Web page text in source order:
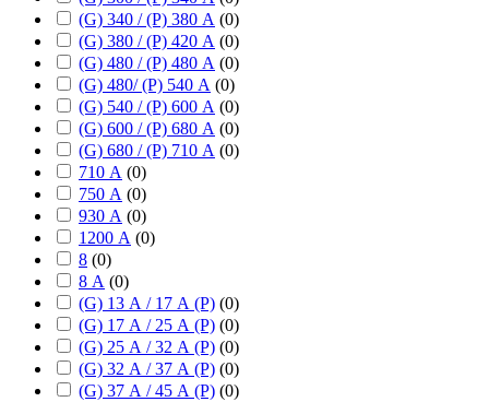
(G) 340 / (P) 380 А (0)
(G) 380 / (P) 420 А (0)
(G) 480 / (P) 480 А (0)
(G) 480/ (P) 540 А (0)
(G) 540 / (P) 600 А (0)
(G) 600 / (P) 680 А (0)
(G) 680 / (P) 710 А (0)
710 А (0)
750 А (0)
930 А (0)
1200 А (0)
8 (0)
8 А (0)
(G) 13 А / 17 А (P) (0)
(G) 17 А / 25 А (P) (0)
(G) 25 А / 32 А (P) (0)
(G) 32 А / 37 А (P) (0)
(G) 37 А / 45 А (P) (0)